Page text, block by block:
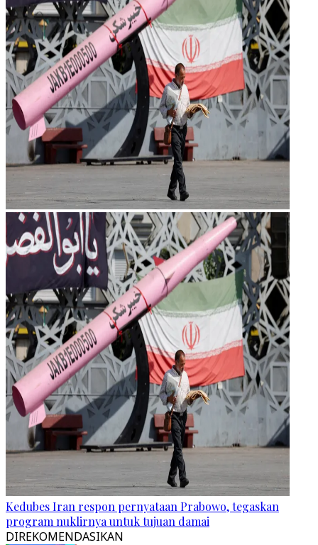
Kedubes Iran respon pernyataan Prabowo, tegaskan
program nuklirnya untuk tujuan damai
DIREKOMENDASIKAN